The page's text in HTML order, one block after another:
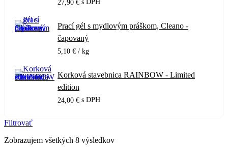
27,90 € s DPH
Prací gél s mydlovým práškom, Cleano -
čapovaný
5,10 € / kg
Korková stavebnica RAINBOW - Limited
edition
24,00 € s DPH
Filtrovať
Zobrazujem všetkých 8 výsledkov